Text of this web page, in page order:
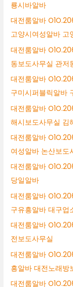
룡시바알바
대전룸알바
고양시여성알바 고
대전룸알바
동보도사무실 관저
대전룸알바
구미시퍼블릭알바
대전룸알바
해시보도사무실 김
대전룸알바
여성알바 논산보도
대전룸알바
당일알바
대전룸알바
구유흥알바 대구업
대전룸알바
전보도사무실
대전룸알바
흥알바 대전노래방
대전룸알바